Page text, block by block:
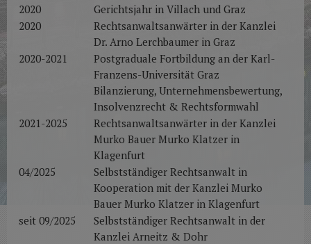
2020
Gerichtsjahr in Villach und Graz
2020
Rechtsanwaltsanwärter in der Kanzlei
Dr. Arno Lerchbaumer in Graz
2020-2021
Postgraduale Fortbildung an der Karl-
Franzens-Universität Graz
Bilanzierung, Unternehmensbewertung,
Insolvenzrecht & Rechtsformwahl
2021-2025
Rechtsanwaltsanwärter in der Kanzlei
Murko Bauer Murko Klatzer in
Klagenfurt
04/2025
Selbstständiger Rechtsanwalt in
Kooperation mit der Kanzlei Murko
Bauer Murko Klatzer in Klagenfurt
seit 09/2025
Selbstständiger Rechtsanwalt in der
Kanzlei Arneitz & Dohr